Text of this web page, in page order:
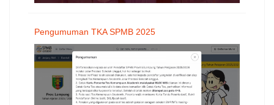
Pengumuman TKA SPMB 2025